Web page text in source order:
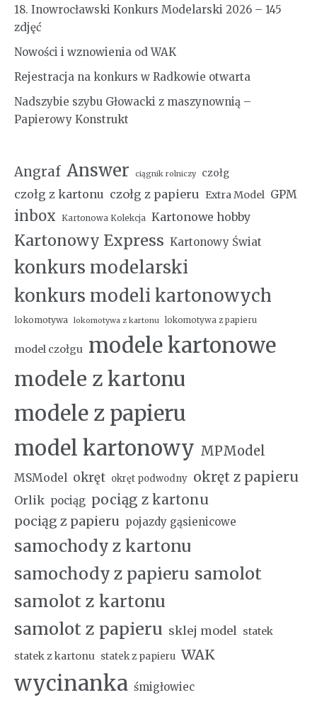
18. Inowrocławski Konkurs Modelarski 2026 – 145
zdjęć
Nowości i wznowienia od WAK
Rejestracja na konkurs w Radkowie otwarta
Nadszybie szybu Głowacki z maszynownią –
Papierowy Konstrukt
Angraf Answer ciągnik rolniczy czołg
czołg z kartonu czołg z papieru Extra Model GPM
inbox Kartonowa Kolekcja Kartonowe hobby
Kartonowy Express Kartonowy Świat
konkurs modelarski
konkurs modeli kartonowych
lokomotywa lokomotywa z kartonu lokomotywa z papieru
model czołgu modele kartonowe
modele z kartonu
modele z papieru
model kartonowy MPModel
MSModel okręt okręt podwodny okręt z papieru
Orlik pociąg pociąg z kartonu
pociąg z papieru pojazdy gąsienicowe
samochody z kartonu
samochody z papieru samolot
samolot z kartonu
samolot z papieru sklej model
statek
statek z kartonu statek z papieru WAK
wycinanka śmigłowiec